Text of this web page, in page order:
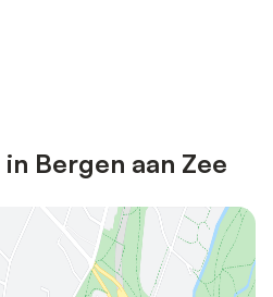
Bergen aan Zee